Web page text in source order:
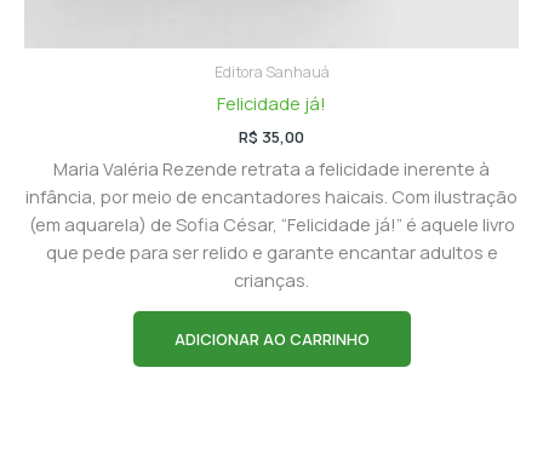
Editora Sanhauá
Felicidade já!
R$ 35,00
Maria Valéria Rezende retrata a felicidade inerente à
infância, por meio de encantadores haicais. Com ilustração
(em aquarela) de Sofia César, “Felicidade já!” é aquele livro
que pede para ser relido e garante encantar adultos e
crianças.
ADICIONAR AO CARRINHO